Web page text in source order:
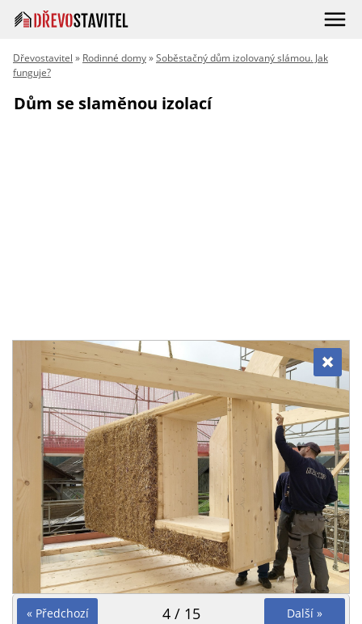
Dřevostavitel » Rodinné domy»Soběstačný dům izolovaný slámou. Jak
funguje?
Dům se slaměnou izolací
« Předchozí Další »
4 / 15